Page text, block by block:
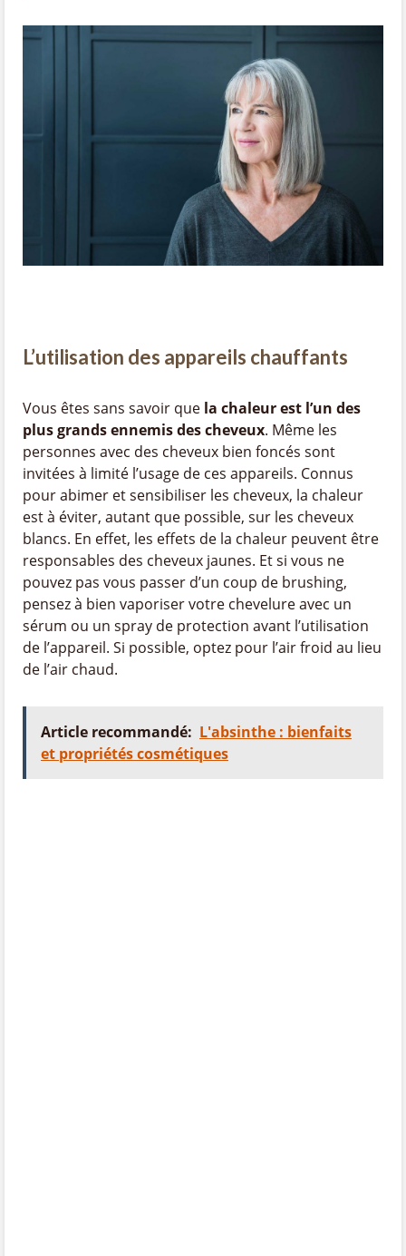
L’utilisation des appareils chauffants
Vous êtes sans savoir que la chaleur est l’un des
plus grands ennemis des cheveux. Même les
personnes avec des cheveux bien foncés sont
invitées à limité l’usage de ces appareils. Connus
pour abimer et sensibiliser les cheveux, la chaleur
est à éviter, autant que possible, sur les cheveux
blancs. En effet, les effets de la chaleur peuvent être
responsables des cheveux jaunes. Et si vous ne
pouvez pas vous passer d’un coup de brushing,
pensez à bien vaporiser votre chevelure avec un
sérum ou un spray de protection avant l’utilisation
de l’appareil. Si possible, optez pour l’air froid au lieu
de l’air chaud.
Article recommandé: L'absinthe : bienfaits
et propriétés cosmétiques